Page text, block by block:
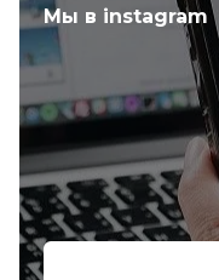
Мы в instagram